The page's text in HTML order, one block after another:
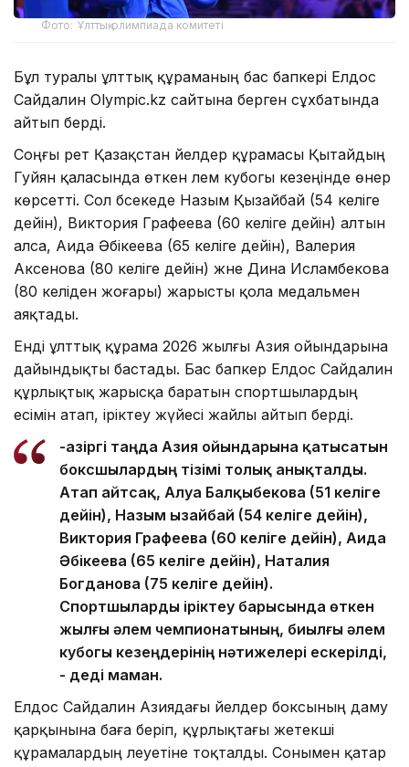
Фото: Ұлттық олимпиада комитеті
Бұл туралы ұлттық құраманың бас бапкері Елдос
Сайдалин Olympic.kz сайтына берген сұхбатында
айтып берді.
Соңғы рет Қазақстан әйелдер құрамасы Қытайдың
Гуйян қаласында өткен әлем кубогы кезеңінде өнер
көрсетті. Сол бәсекеде Назым Қызайбай (54 келіге
дейін), Виктория Графеева (60 келіге дейін) алтын
алса, Аида Әбікеева (65 келіге дейін), Валерия
Аксенова (80 келіге дейін) және Дина Исламбекова
(80 келіден жоғары) жарысты қола медальмен
аяқтады.
Енді ұлттық құрама 2026 жылғы Азия ойындарына
дайындықты бастады. Бас бапкер Елдос Сайдалин
құрлықтық жарысқа баратын спортшылардың
есімін атап, іріктеу жүйесі жайлы айтып берді.
-Қазіргі таңда Азия ойындарына қатысатын
боксшылардың тізімі толық анықталды.
Атап айтсақ, Алуа Балқыбекова (51 келіге
дейін), Назым Қызайбай (54 келіге дейін),
Виктория Графеева (60 келіге дейін), Аида
Әбікеева (65 келіге дейін), Наталия
Богданова (75 келіге дейін).
Спортшыларды іріктеу барысында өткен
жылғы әлем чемпионатының, биылғы әлем
кубогы кезеңдерінің нәтижелері ескерілді,
- деді маман.
Елдос Сайдалин Азиядағы әйелдер боксының даму
қарқынына баға беріп, құрлықтағы жетекші
құрамалардың әлеуетіне тоқталды. Сонымен қатар